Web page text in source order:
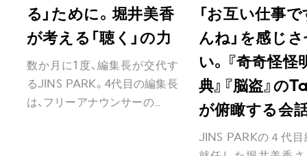
る」ために。堀井美香
が考える「聴く」の力
数か月に1度、編集長が交代す
るJINS PARK。4代目の編集長
は、フリーアナウンサーの...
「お互い仕事
んね」を感じ
い。『奇奇怪怪
典』『脳盗』の
が俯瞰する会
JINS PARKの４代目